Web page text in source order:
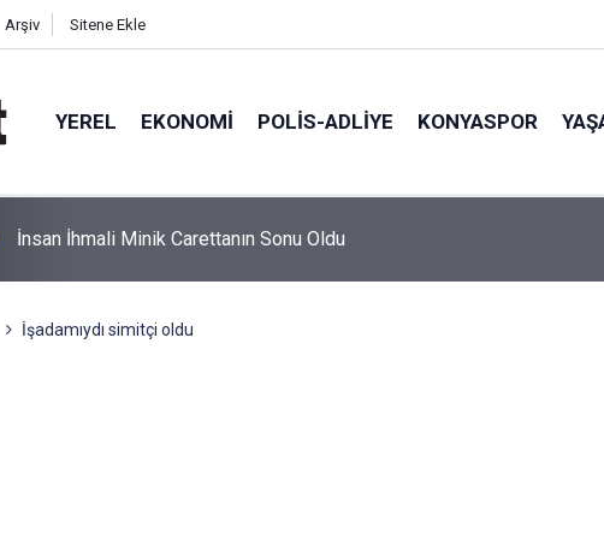
Arşiv Sitene Ekle
YEREL EKONOMI POLİS-ADLİYE KONYASPOR
İnsan İhmali Minik Carettanın Sonu Oldu
İşadamıydı simitçi oldu